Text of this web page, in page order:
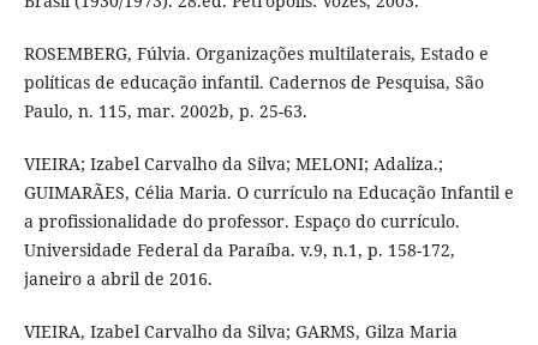
ROSEMBERG, Fúlvia. Organizações multilaterais, Estado e
políticas de educação infantil. Cadernos de Pesquisa, São
Paulo, n. 115, mar. 2002b, p. 25-63.
VIEIRA; Izabel Carvalho da Silva; MELONI; Adaliza.;
GUIMARÃES, Célia Maria. O currículo na Educação Infantil e
a profissionalidade do professor. Espaço do currículo.
Universidade Federal da Paraíba. v.9, n.1, p. 158-172,
janeiro a abril de 2016.
VIEIRA, Izabel Carvalho da Silva; GARMS, Gilza Maria